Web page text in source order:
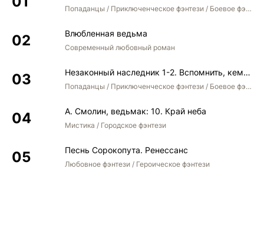
Попаданцы / Приключенческое фэнтези / Боевое фэнтези
Влюбленная ведьма
Современный любовный роман
Незаконный наследник 1-2. Вспомнить, кем был. Стать собой. Остаться собой
Попаданцы / Приключенческое фэнтези / Боевое фэнтези / Юмористическое фэнтези
А. Смолин, ведьмак: 10. Край неба
Мистика / Городское фэнтези
Песнь Сорокопута. Ренессанс
Любовное фэнтези / Героическое фэнтези